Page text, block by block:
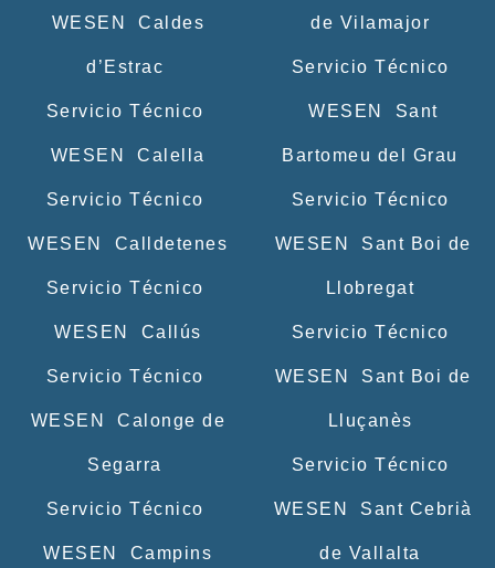
WESEN Caldes
d’Estrac
Servicio Técnico
WESEN Calella
Servicio Técnico
WESEN Calldetenes
Servicio Técnico
WESEN Callús
Servicio Técnico
WESEN Calonge de
Segarra
Servicio Técnico
WESEN Campins
de Vilamajor
Servicio Técnico
WESEN Sant
Bartomeu del Grau
Servicio Técnico
WESEN Sant Boi de
Llobregat
Servicio Técnico
WESEN Sant Boi de
Lluçanès
Servicio Técnico
WESEN Sant Cebrià
de Vallalta